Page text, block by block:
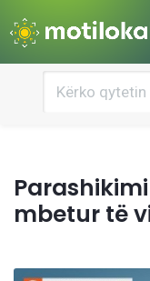
mbetur të